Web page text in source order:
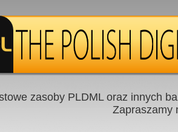
zasoby PLDML oraz innych
Zapraszamy